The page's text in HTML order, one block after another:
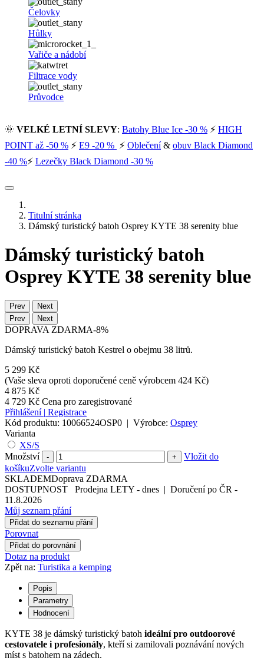
Čelovky
Hůlky
Vařiče a nádobí
Filtrace vody
Průvodce
🌞 VELKÉ LETNÍ SLEVY: Batohy Blue Ice -30 % ⚡ HIGH
POINT až -50 % ⚡ E9 -20 % ⚡ Oblečení& obuv Black Diamond
-40 %⚡ Lezečky Black Diamond -30 %
Titulní stránka
Dámský turistický batoh Osprey KYTE 38 serenity blue
Dámský turistický batoh
Osprey KYTE 38 serenity blue
Prev
Next
Prev
Next
DOPRAVA ZDARMA-8%
Dámský turistický batoh Kestrel o obejmu 38 litrů.
5 299 Kč
(Vaše sleva oproti doporučené ceně výrobcem 424 Kč)
4 875 Kč
4 729 Kč Cena pro zaregistrované
Přihlášení | Registrace
Kód produktu: 10066524OSP0 | Výrobce: Osprey
Varianta
XS/S
Množství
- +
Vložit do
košíkuZvolte variantu
SKLADEMDoprava ZDARMA
DOSTUPNOST
Prodejna LETY - dnes | Doručení po ČR -
11.8.2026
Můj seznam přání
Přidat do seznamu přání
Porovnat
Přidat do porovnání
Dotaz na produkt
Zpět na: Turistika a kemping
Popis
Parametry
Hodnocení
KYTE 38 je dámský turistický batoh ideální pro outdoorové
cestovatele i profesionály, kteří si zamilovali poznávání nových
míst s batohem na zádech.